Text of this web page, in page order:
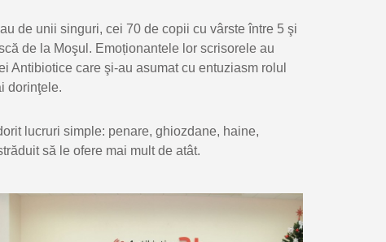
de unii singuri, cei 70 de copii cu vârste între 5 şi
de la Moşul. Emoționantele lor scrisorele au
care şi-au asumat cu entuziasm rolul
dorinţele.
lucruri simple: penare, ghiozdane, haine,
să le ofere mai mult de atât.